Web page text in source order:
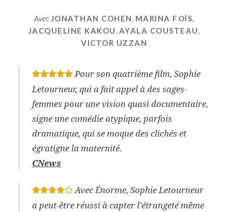
AvecJONATHAN COHEN, MARINA FOÏS,
JACQUELINE KAKOU, AYALA COUSTEAU,
VICTOR UZZAN
* * * * *Pour son quatrième film, Sophie
Letourneur, qui a fait appel à des sages-
femmes pour une vision quasi documentaire,
signe une comédie atypique, parfois
dramatique, qui se moque des clichés et
égratigne la maternité.
CNews
* * * *
Avec Énorme, Sophie Letourneur
a peut-être réussi à capter l’étrangeté même